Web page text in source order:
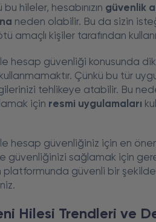
hileler, hesabınızın güvenlik
neden olabilir. Bu da sizin
amaçlı kişiler tarafından
hesap güvenliği konusunda
kullanmamaktır. Çünkü bu tür
tehlikeye atabilir. Bu
için resmi uygulamaları
hesap güvenliğiniz için en
güvenliğinizi sağlamak için
güvenli bir
Hilesi Trendleri ve